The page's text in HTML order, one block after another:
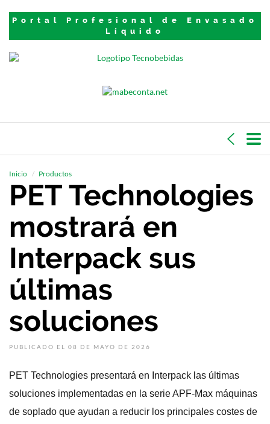
Portal Profesional de Envasado
Líquido
Inicio Productos
PET Technologies
mostrará en
Interpack sus
últimas
soluciones
PUBLICADO EL 08 DE MAYO DE 2026
PET Technologies presentará en Interpack las últimas
soluciones implementadas en la serie APF-Max máquinas
de soplado que ayudan a reducir los principales costes de